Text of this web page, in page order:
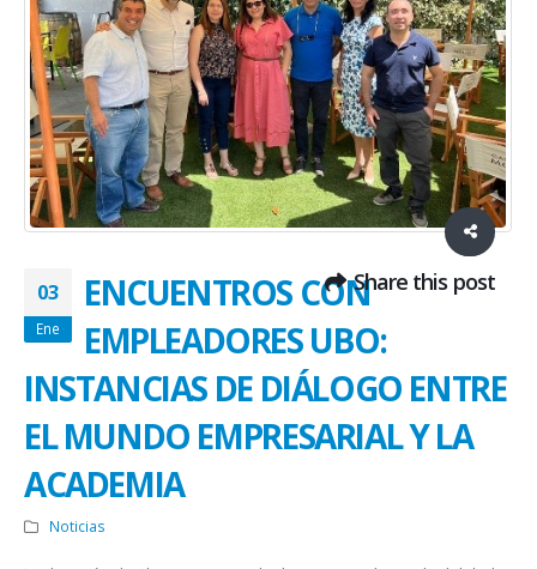
Share this post
03
Ene
ENCUENTROS CON
EMPLEADORES UBO:
INSTANCIAS DE DIÁLOGO ENTRE
EL MUNDO EMPRESARIAL Y LA
ACADEMIA
Noticias